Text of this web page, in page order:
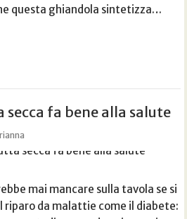
questa ghiandola sintetizza…
fa bene alla salute
mai mancare sulla tavola se si
riparo da malattie come il diabete: